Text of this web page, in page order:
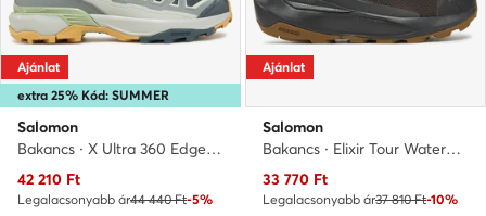
extra 25% Kód: SUMMER
Ajánlat
Salomon
Bakancs · X Ultra 360 Edge L47818100 · Szürke
Aktuális ár
42 210 Ft
Legalacsonyabb ár44 440 Ft-5%
Ajánlat
Salomon
Bakancs · Elixir Tour Waterproof L47576700 · Fekete
Aktuális ár
33 770 Ft
Legalacsonyabb ár37 810 Ft-10%